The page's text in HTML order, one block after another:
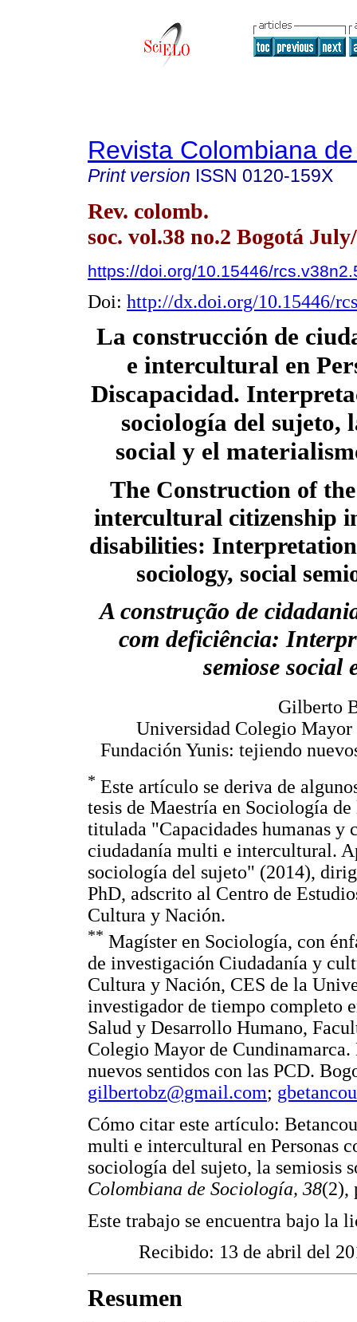
Revista Colombiana
Print version ISSN 0120-159X
Rev. colomb.
soc. vol.38 no.2 Bogotá
https://doi.org/10.15446/
Doi: http://dx.doi.org/10.15446/
La construcción de
e intercultural en
Discapacidad.
sociología del sujeto,
social y el
The Construction of
intercultural citizenship
disabilities:
sociology, social
A construção de
com deficiência:
semiose
Gilberto
Universidad Colegio
Fundación Yunis: tejiendo
* Este artículo se deriva de
tesis de Maestría en Sociología
titulada "Capacidades humanas y
ciudadanía multi e intercultural.
sociología del sujeto" (2014),
PhD, adscrito al Centro de
Cultura y Nación.
** Magíster en Sociología, con
de investigación Ciudadanía y
Cultura y Nación, CES de la
investigador de tiempo completo
Salud y Desarrollo Humano,
Colegio Mayor de
nuevos sentidos con las PCD.
gilbertobz@gmail.com;
Cómo citar este artículo:
multi e intercultural en Personas
sociología del sujeto, la
Colombiana de Sociología, 38(2),
Este trabajo se encuentra bajo la
Recibido: 13 de abril del
Resumen